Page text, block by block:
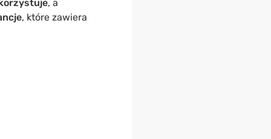
, a
, które zawiera